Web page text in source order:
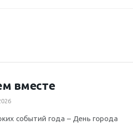
вместе
событий года – День города